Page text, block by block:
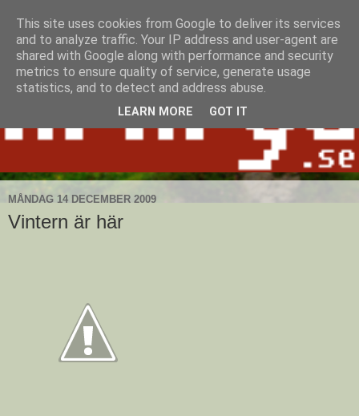
MÅNDAG 14 DECEMBER 2009
Vintern är här
This site uses cookies from Google to deliver its services
and to analyze traffic. Your IP address and user-agent are
shared with Google along with performance and security
metrics to ensure quality of service, generate usage
statistics, and to detect and address abuse.
LEARN MORE GOT IT